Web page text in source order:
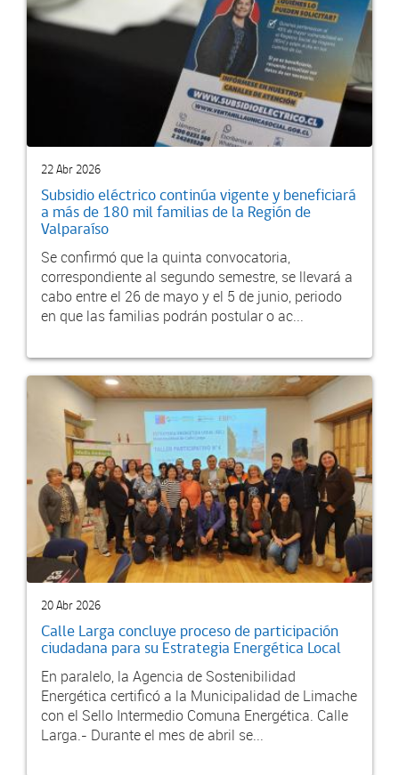
22 Abr 2026
Subsidio eléctrico continúa vigente y beneficiará
a más de 180 mil familias de la Región de
Valparaíso
Se confirmó que la quinta convocatoria,
correspondiente al segundo semestre, se llevará a
cabo entre el 26 de mayo y el 5 de junio, periodo
en que las familias podrán postular o ac...
20 Abr 2026
Calle Larga concluye proceso de participación
ciudadana para su Estrategia Energética Local
En paralelo, la Agencia de Sostenibilidad
Energética certificó a la Municipalidad de Limache
con el Sello Intermedio Comuna Energética. Calle
Larga.- Durante el mes de abril se...